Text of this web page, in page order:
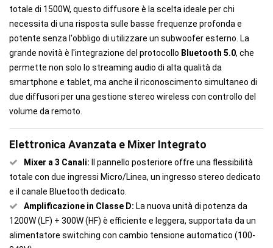
totale di 1500W, questo diffusore è la scelta ideale per chi
necessita di una risposta sulle basse frequenze profonda e
potente senza l'obbligo di utilizzare un subwoofer esterno. La
grande novità è l'integrazione del protocollo Bluetooth 5.0, che
permette non solo lo streaming audio di alta qualità da
smartphone e tablet, ma anche il riconoscimento simultaneo di
due diffusori per una gestione stereo wireless con controllo del
volume da remoto.
Elettronica Avanzata e Mixer Integrato
Mixer a 3 Canali: Il pannello posteriore offre una flessibilità
totale con due ingressi Micro/Linea, un ingresso stereo dedicato
e il canale Bluetooth dedicato.
Amplificazione in Classe D: La nuova unità di potenza da
1200W (LF) + 300W (HF) è efficiente e leggera, supportata da un
alimentatore switching con cambio tensione automatico (100-